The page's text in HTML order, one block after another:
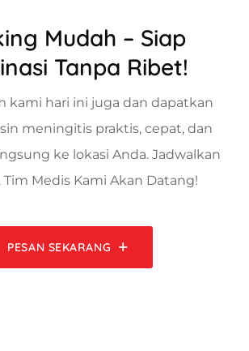
Mudah – Siap
Tanpa Ribet!
kami hari ini juga dan dapatkan
meningitis praktis, cepat, dan
ke lokasi Anda. Jadwalkan
Tim Medis Kami Akan Datang!
PESAN SEKARANG